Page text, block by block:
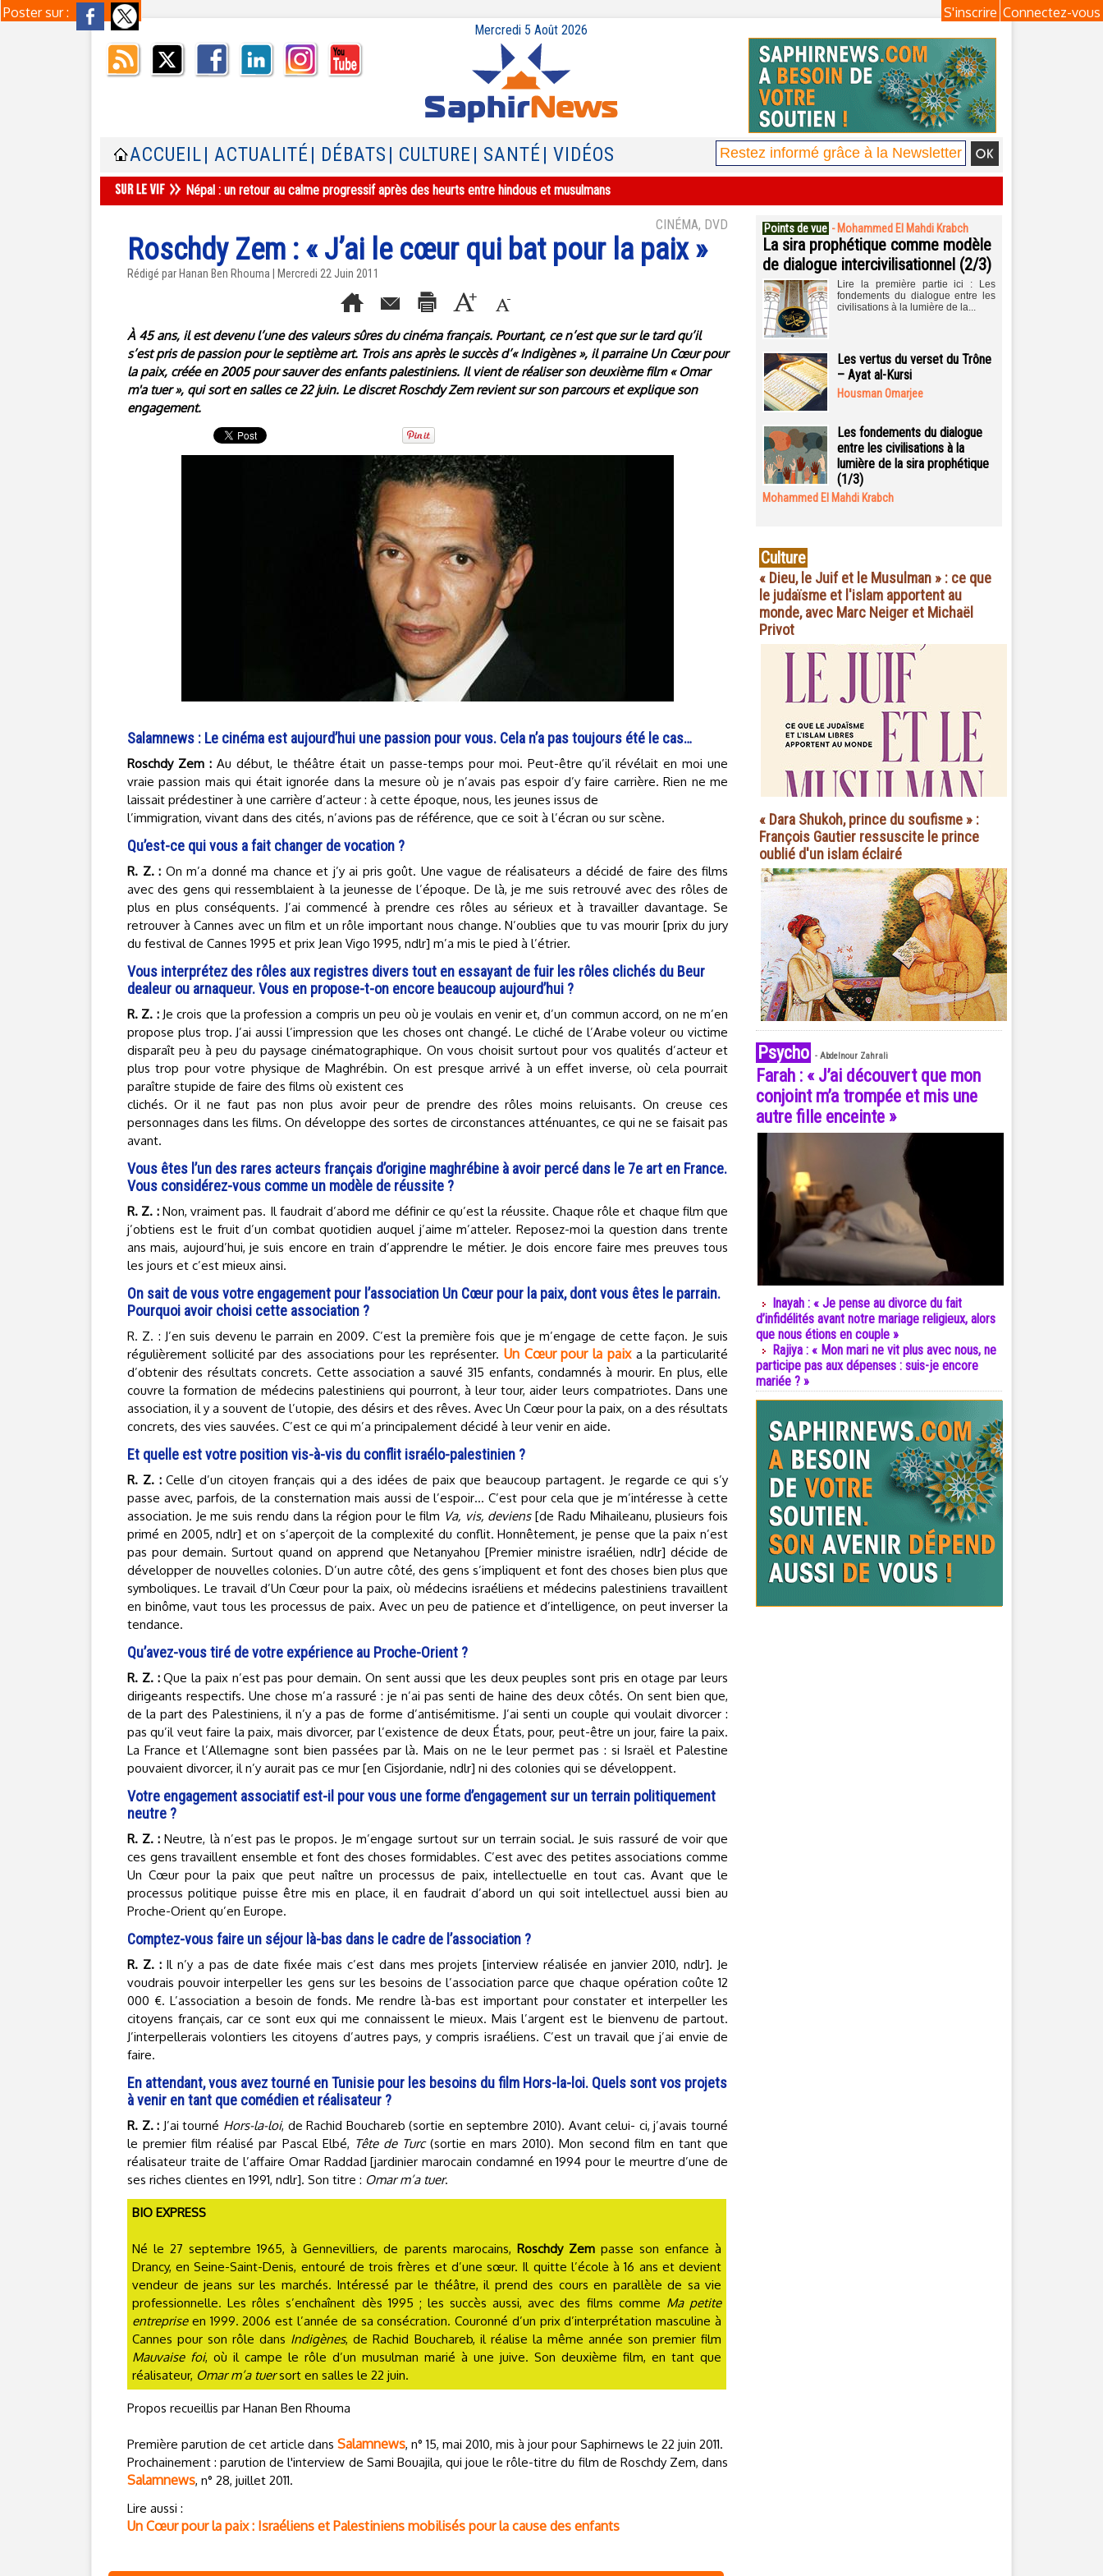
Poster sur : Connectez-vous
S'inscrire
Mercredi 5 Août 2026
ACCUEIL | ACTUALITÉ | DÉBATS | CULTURE | SANTÉ | VIDÉOS
Népal : un retour au calme progressif après des heurts entre hindous et musulmans
CINÉMA, DVD
Roschdy Zem : « J’ai le cœur qui bat pour la paix »
Rédigé par Hanan Ben Rhouma | Mercredi 22 Juin 2011
À 45 ans, il est devenu l’une des valeurs sûres du cinéma français. Pourtant, ce n’est que sur le tard qu’il
s’est pris de passion pour le septième art. Trois ans après le succès d’« Indigènes », il parraine Un Cœur pour
la paix, créée en 2005 pour sauver des enfants palestiniens. Il vient de réaliser son deuxième film « Omar
m'a tuer », qui sort en salles ce 22 juin. Le discret Roschdy Zem revient sur son parcours et explique son
engagement.
Salamnews : Le cinéma est aujourd’hui une passion pour vous. Cela n’a pas toujours été le cas…
Roschdy Zem :Au début, le théâtre était un passe-temps pour moi. Peut-être qu’il révélait en moi une
vraie passion mais qui était ignorée dans la mesure où je n’avais pas espoir d’y faire carrière. Rien ne me
laissait prédestiner à une carrière d’acteur : à cette époque, nous, les jeunes issus de
l’immigration, vivant dans des cités, n’avions pas de référence, que ce soit à l’écran ou sur scène.
Qu’est-ce qui vous a fait changer de vocation ?
R. Z. : On m’a donné ma chance et j’y ai pris goût. Une vague de réalisateurs a décidé de faire des films
avec des gens qui ressemblaient à la jeunesse de l’époque. De là, je me suis retrouvé avec des rôles de
plus en plus conséquents. J’ai commencé à prendre ces rôles au sérieux et à travailler davantage. Se
retrouver à Cannes avec un film et un rôle important nous change. N’oublies que tu vas mourir [prix du jury
du festival de Cannes 1995 et prix Jean Vigo 1995, ndlr] m’a mis le pied à l’étrier.
Vous interprétez des rôles aux registres divers tout en essayant de fuir les rôles clichés du Beur
dealeur ou arnaqueur. Vous en propose-t-on encore beaucoup aujourd’hui ?
R. Z. : Je crois que la profession a compris un peu où je voulais en venir et, d’un commun accord, on ne m’en
propose plus trop. J’ai aussi l’impression que les choses ont changé. Le cliché de l’Arabe voleur ou victime
disparaît peu à peu du paysage cinématographique. On vous choisit surtout pour vos qualités d’acteur et
plus trop pour votre physique de Maghrébin. On est presque arrivé à un effet inverse, où cela pourrait
paraître stupide de faire des films où existent ces
clichés. Or il ne faut pas non plus avoir peur de prendre des rôles moins reluisants. On creuse ces
personnages dans les films. On développe des sortes de circonstances atténuantes, ce qui ne se faisait pas
avant.
Vous êtes l’un des rares acteurs français d’origine maghrébine à avoir percé dans le 7e art en France.
Vous considérez-vous comme un modèle de réussite ?
R. Z. : Non, vraiment pas. Il faudrait d’abord me définir ce qu’est la réussite. Chaque rôle et chaque film que
j’obtiens est le fruit d’un combat quotidien auquel j’aime m’atteler. Reposez-moi la question dans trente
ans mais, aujourd’hui, je suis encore en train d’apprendre le métier. Je dois encore faire mes preuves tous
les jours et c’est mieux ainsi.
On sait de vous votre engagement pour l’association Un Cœur pour la paix, dont vous êtes le parrain.
Pourquoi avoir choisi cette association ?
R. Z. : J’en suis devenu le parrain en 2009. C’est la première fois que je m’engage de cette façon. Je suis
régulièrement sollicité par des associations pour les représenter. Un Cœur pour la paixa la particularité
d’obtenir des résultats concrets. Cette association a sauvé 315 enfants, condamnés à mourir. En plus, elle
couvre la formation de médecins palestiniens qui pourront, à leur tour, aider leurs compatriotes. Dans une
association, il y a souvent de l’utopie, des désirs et des rêves. Avec Un Cœur pour la paix, on a des résultats
concrets, des vies sauvées. C’est ce qui m’a principalement décidé à leur venir en aide.
Et quelle est votre position vis-à-vis du conflit israélo-palestinien ?
R. Z. :Celle d’un citoyen français qui a des idées de paix que beaucoup partagent. Je regarde ce qui s’y
passe avec, parfois, de la consternation mais aussi de l’espoir… C’est pour cela que je m’intéresse à cette
association. Je me suis rendu dans la région pour le film Va, vis, deviens[de Radu Mihaileanu, plusieurs fois
primé en 2005, ndlr] et on s’aperçoit de la complexité du conflit. Honnêtement, je pense que la paix n’est
pas pour demain. Surtout quand on apprend que Netanyahou [Premier ministre israélien, ndlr] décide de
développer de nouvelles colonies. D’un autre côté, des gens s’impliquent et font des choses bien plus que
symboliques. Le travail d’Un Cœur pour la paix, où médecins israéliens et médecins palestiniens travaillent
en binôme, vaut tous les processus de paix. Avec un peu de patience et d’intelligence, on peut inverser la
tendance.
Qu’avez-vous tiré de votre expérience au Proche-Orient ?
R. Z. :Que la paix n’est pas pour demain. On sent aussi que les deux peuples sont pris en otage par leurs
dirigeants respectifs. Une chose m’a rassuré : je n’ai pas senti de haine des deux côtés. On sent bien que,
de la part des Palestiniens, il n’y a pas de forme d’antisémitisme. J’ai senti un couple qui voulait divorcer :
pas qu’il veut faire la paix, mais divorcer, par l’existence de deux États, pour, peut-être un jour, faire la paix.
La France et l’Allemagne sont bien passées par là. Mais on ne le leur permet pas : si Israël et Palestine
pouvaient divorcer, il n’y aurait pas ce mur [en Cisjordanie, ndlr] ni des colonies qui se développent.
Votre engagement associatif est-il pour vous une forme d’engagement sur un terrain politiquement
neutre ?
R. Z. :Neutre, là n’est pas le propos. Je m’engage surtout sur un terrain social. Je suis rassuré de voir que
ces gens travaillent ensemble et font des choses formidables. C’est avec des petites associations comme
Un Cœur pour la paix que peut naître un processus de paix, intellectuelle en tout cas. Avant que le
processus politique puisse être mis en place, il en faudrait d’abord un qui soit intellectuel aussi bien au
Proche-Orient qu’en Europe.
Comptez-vous faire un séjour là-bas dans le cadre de l’association ?
R. Z. : Il n’y a pas de date fixée mais c’est dans mes projets [interview réalisée en janvier 2010, ndlr]. Je
voudrais pouvoir interpeller les gens sur les besoins de l’association parce que chaque opération coûte 12
000 €. L’association a besoin de fonds. Me rendre là-bas est important pour constater et interpeller les
citoyens français, car ce sont eux qui me connaissent le mieux. Mais l’argent est le bienvenu de partout.
J’interpellerais volontiers les citoyens d’autres pays, y compris israéliens. C’est un travail que j’ai envie de
faire.
En attendant, vous avez tourné en Tunisie pour les besoins du film Hors-la-loi. Quels sont vos projets
à venir en tant que comédien et réalisateur ?
R. Z. : J’ai tourné Hors-la-loi, de Rachid Bouchareb (sortie en septembre 2010). Avant celui- ci, j’avais tourné
le premier film réalisé par Pascal Elbé, Tête de Turc(sortie en mars 2010). Mon second film en tant que
réalisateur traite de l’affaire Omar Raddad [jardinier marocain condamné en 1994 pour le meurtre d’une de
ses riches clientes en 1991, ndlr]. Son titre : Omar m’a tuer.
BIO EXPRESS
Né le 27 septembre 1965, à Gennevilliers, de parents marocains, Roschdy Zempasse son enfance à
Drancy, en Seine-Saint-Denis, entouré de trois frères et d’une sœur. Il quitte l’école à 16 ans et devient
vendeur de jeans sur les marchés. Intéressé par le théâtre, il prend des cours en parallèle de sa vie
professionnelle. Les rôles s’enchaînent dès 1995 ; les succès aussi, avec des films comme Ma petite
entrepriseen 1999. 2006 est l’année de sa consécration. Couronné d’un prix d’interprétation masculine à
Cannes pour son rôle dans Indigènes, de Rachid Bouchareb, il réalise la même année son premier film
Mauvaise foi, où il campe le rôle d’un musulman marié à une juive. Son deuxième film, en tant que
réalisateur, Omar m’a tuersort en salles le 22 juin.
Propos recueillis par Hanan Ben Rhouma
Première parution de cet article dans Salamnews, n° 15, mai 2010, mis à jour pour Saphirnews le 22 juin 2011.
Prochainement : parution de l'interview de Sami Bouajila, qui joue le rôle-titre du film de Roschdy Zem, dans
Salamnews, n° 28, juillet 2011.
Lire aussi :
Un Cœur pour la paix : Israéliens et Palestiniens mobilisés pour la cause des enfants
Points de vue - Mohammed El Mahdi Krabch
La sira prophétique comme modèle
de dialogue intercivilisationnel (2/3)
Lire la première partie ici : Les
fondements du dialogue entre les
civilisations à la lumière de la...
Les vertus du verset du Trône
– Ayat al-Kursi
Housman Omarjee
Les fondements du dialogue
entre les civilisations à la
lumière de la sira prophétique
(1/3)
Mohammed El Mahdi Krabch
Culture
« Dieu, le Juif et le Musulman » : ce que
le judaïsme et l'islam apportent au
monde, avec Marc Neiger et Michaël
Privot
« Dara Shukoh, prince du soufisme » :
François Gautier ressuscite le prince
oublié d'un islam éclairé
Psycho - Abdelnour Zahrali
Farah : « J’ai découvert que mon
conjoint m’a trompée et mis une
autre fille enceinte »
Inayah : « Je pense au divorce du fait
d’infidélités avant notre mariage religieux, alors
que nous étions en couple »
Rajiya : « Mon mari ne vit plus avec nous, ne
participe pas aux dépenses : suis-je encore
mariée ? »